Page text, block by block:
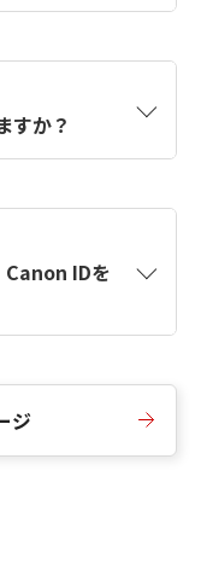
。アカウントを
情報を使用して
します。
すか？
Canon IDを
ジ